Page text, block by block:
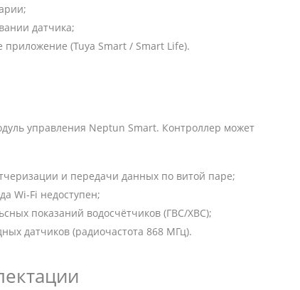
датчика;
(Tuya Smart / Smart Life).
управления Neptun Smart. Контроллер может
и передачи данных по витой паре;
Wi‑Fi недоступен;
показаний водосчётчиков (ГВС/ХВС);
датчиков (радиочастота 868 МГц).